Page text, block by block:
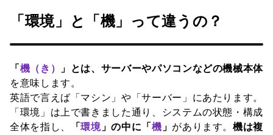
「環境」と「機」って違うの？
「 機（き）
」とは、サーバーやパソコンなどの機械本体
を意味します。
英語で言えば「マシン」や「サーバー」にあたります。
「環境」は上で書きました通り、システムの状態・構成
全体を指し、
「環境」の中に「 機 」 があります。機は複